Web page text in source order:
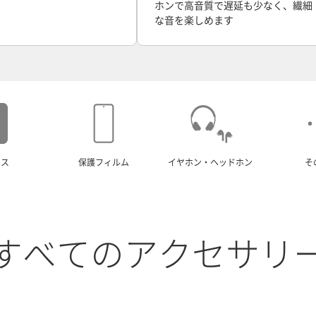
ホンで高音質で遅延も少なく、繊細
な音を楽しめます
保護フィルム イヤホン・ヘッドホン そ
べてのアクセサリ